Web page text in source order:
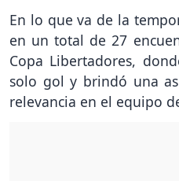
En lo que va de la
en un total de 27
Copa Libertadores,
solo gol y brindó una
relevancia en el equipo